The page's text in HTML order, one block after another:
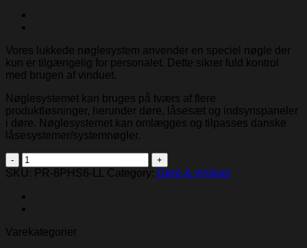
Vores lukkede nøglesystem anvender en speciel nøgle der
kun er tilgængelig for personalet. Dette sikrer fuld kontrol
med brugen af vinduet.
Nøglesystemet kan bruges på tværs af flere
produktløsninger, herunder døre, låsesæt og indsynspaneler
i døre. Nøglesystemet kan omlægges og tilpasses danske
låsesystemer/systemnøgler.
LIFELINE
KEYWAY
quantity
SKU: PR-8PHS6-LL Category: Døre & vinduer
Varekategorier